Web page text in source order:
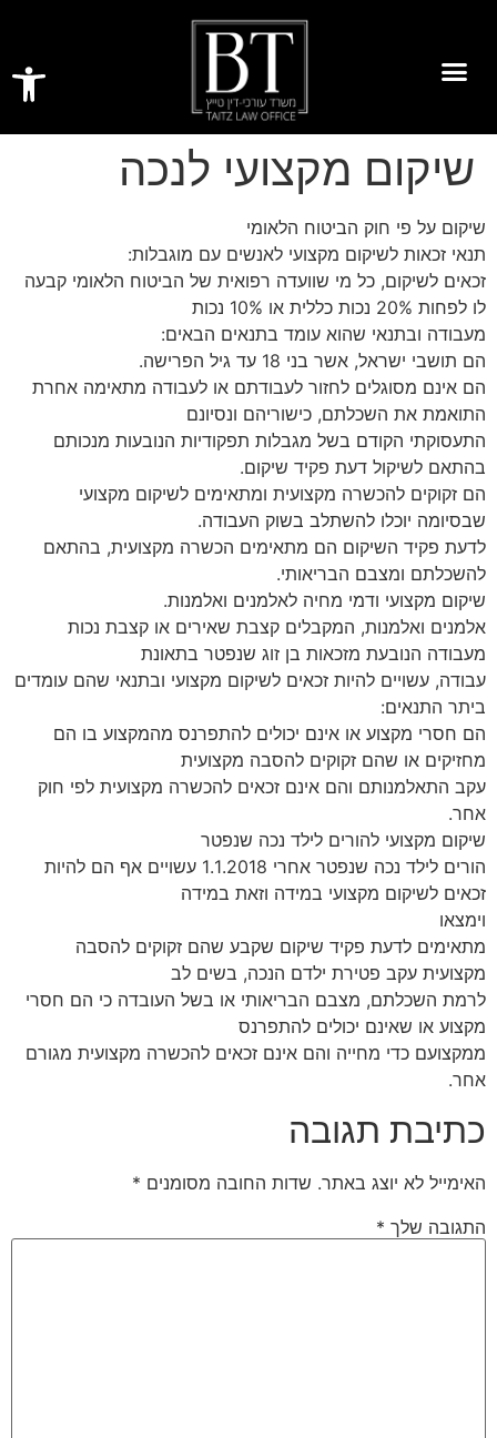
פתח
שיקום מקצועי לנכה
שיקום על פי חוק הביטוח הלאומי
תנאי זכאות לשיקום מקצועי לאנשים עם מוגבלות:
זכאים לשיקום, כל מי שוועדה רפואית של הביטוח הלאומי קבעה
לו לפחות 20% נכות כללית או 10% נכות
מעבודה ובתנאי שהוא עומד בתנאים הבאים:
הם תושבי ישראל, אשר בני 18 עד גיל הפרישה.
הם אינם מסוגלים לחזור לעבודתם או לעבודה מתאימה אחרת
התואמת את השכלתם, כישוריהם ונסיונם
התעסוקתי הקודם בשל מגבלות תפקודיות הנובעות מנכותם
בהתאם לשיקול דעת פקיד שיקום.
הם זקוקים להכשרה מקצועית ומתאימים לשיקום מקצועי
שבסיומה יוכלו להשתלב בשוק העבודה.
לדעת פקיד השיקום הם מתאימים הכשרה מקצועית, בהתאם
להשכלתם ומצבם הבריאותי.
שיקום מקצועי ודמי מחיה לאלמנים ואלמנות.
אלמנים ואלמנות, המקבלים קצבת שאירים או קצבת נכות
מעבודה הנובעת מזכאות בן זוג שנפטר בתאונת
עבודה, עשויים להיות זכאים לשיקום מקצועי ובתנאי שהם עומדים
ביתר התנאים:
הם חסרי מקצוע או אינם יכולים להתפרנס מהמקצוע בו הם
מחזיקים או שהם זקוקים להסבה מקצועית
עקב התאלמנותם והם אינם זכאים להכשרה מקצועית לפי חוק
אחר.
שיקום מקצועי להורים לילד נכה שנפטר
הורים לילד נכה שנפטר אחרי 1.1.2018 עשויים אף הם להיות
זכאים לשיקום מקצועי במידה וזאת במידה
וימצאו
מתאימים לדעת פקיד שיקום שקבע שהם זקוקים להסבה
מקצועית עקב פטירת ילדם הנכה, בשים לב
לרמת השכלתם, מצבם הבריאותי או בשל העובדה כי הם חסרי
מקצוע או שאינם יכולים להתפרנס
ממקצועם כדי מחייה והם אינם זכאים להכשרה מקצועית מגורם
אחר.
כתיבת תגובה
האימייל לא יוצג באתר. שדות החובה מסומנים *
התגובה שלך *